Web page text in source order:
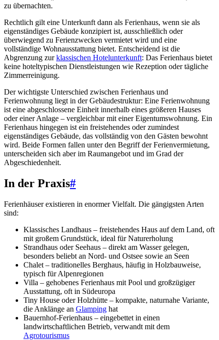
zu übernachten.
Rechtlich gilt eine Unterkunft dann als Ferienhaus, wenn sie als
eigenständiges Gebäude konzipiert ist, ausschließlich oder
überwiegend zu Ferienzwecken vermietet wird und eine
vollständige Wohnausstattung bietet. Entscheidend ist die
Abgrenzung zurklassischen Hotelunterkunft: Das Ferienhaus bietet
keine hoteltypischen Dienstleistungen wie Rezeption oder tägliche
Zimmerreinigung.
Der wichtigste Unterschied zwischen Ferienhaus und
Ferienwohnung liegt in der Gebäudestruktur: Eine Ferienwohnung
ist eine abgeschlossene Einheit innerhalb eines größeren Hauses
oder einer Anlage – vergleichbar mit einer Eigentumswohnung. Ein
Ferienhaus hingegen ist ein freistehendes oder zumindest
eigenständiges Gebäude, das vollständig von den Gästen bewohnt
wird. Beide Formen fallen unter den Begriff der Ferienvermietung,
unterscheiden sich aber im Raumangebot und im Grad der
Abgeschiedenheit.
In der Praxis#
Ferienhäuser existieren in enormer Vielfalt. Die gängigsten Arten
sind:
Klassisches Landhaus – freistehendes Haus auf dem Land, oft
mit großem Grundstück, ideal für Naturerholung
Strandhaus oder Seehaus – direkt am Wasser gelegen,
besonders beliebt an Nord- und Ostsee sowie an Seen
Chalet – traditionelles Berghaus, häufig in Holzbauweise,
typisch für Alpenregionen
Villa – gehobenes Ferienhaus mit Pool und großzügiger
Ausstattung, oft in Südeuropa
Tiny House oder Holzhütte – kompakte, naturnahe Variante,
die Anklänge an Glamping hat
Bauernhof-Ferienhaus – eingebettet in einen
landwirtschaftlichen Betrieb, verwandt mit dem
Agrotourismus